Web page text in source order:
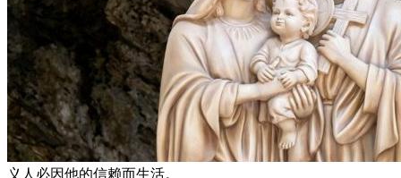
义人必因他的信赖而生活。